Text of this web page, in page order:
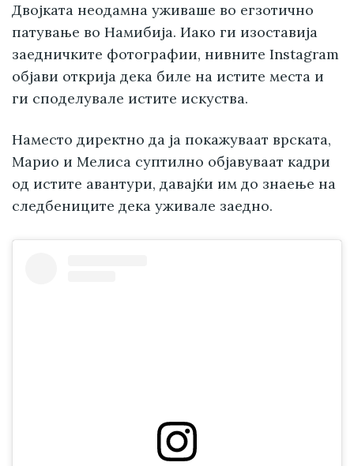
Двојката неодамна уживаше во егзотично
патување во Намибија. Иако ги изоставија
заедничките фотографии, нивните Instagram
објави открија дека биле на истите места и
ги споделувале истите искуства.
Наместо директно да ја покажуваат врската,
Марио и Мелиса суптилно објавуваат кадри
од истите авантури, давајќи им до знаење на
следбениците дека уживале заедно.